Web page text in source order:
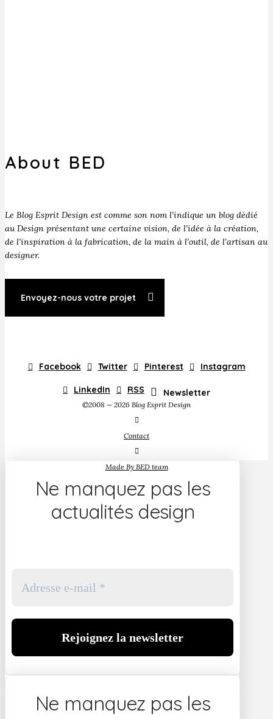
About BED
Le Blog Esprit Design est comme son nom l’indique un blog dédié
au Design présentant une certaine vision, de l’idée à la création,
de l’inspiration à la fabrication, de la main à l’outil, de l’artisan au
designer.
Envoyez-nous votre projet
Facebook Twitter Pinterest Instagram
LinkedIn RSS Newsletter
©2008 — 2026 Blog Esprit Design
Contact
Made By BED team
Ne manquez pas les
actualités design
Ne manquez pas les